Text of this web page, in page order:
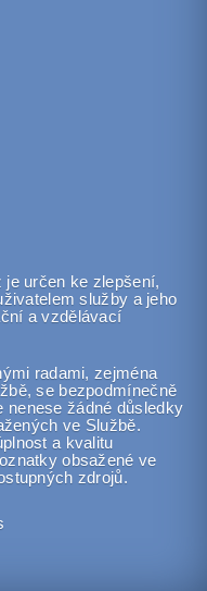
určen ke zlepšení,
služby a jeho
a vzdělávací
radami, zejména
se bezpodmínečně
žádné důsledky
ve Službě.
a kvalitu
obsažené ve
zdrojů.